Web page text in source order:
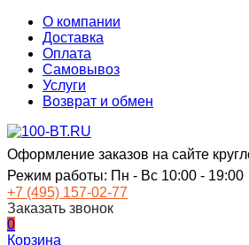
О компании
Доставка
Оплата
Самовывоз
Услуги
Возврат и обмен
Оформление заказов на сайте
Режим работы: Пн - Вс 10:00 - 19:00
+7 (495) 157-02-77
Заказать звонок
0
Корзина